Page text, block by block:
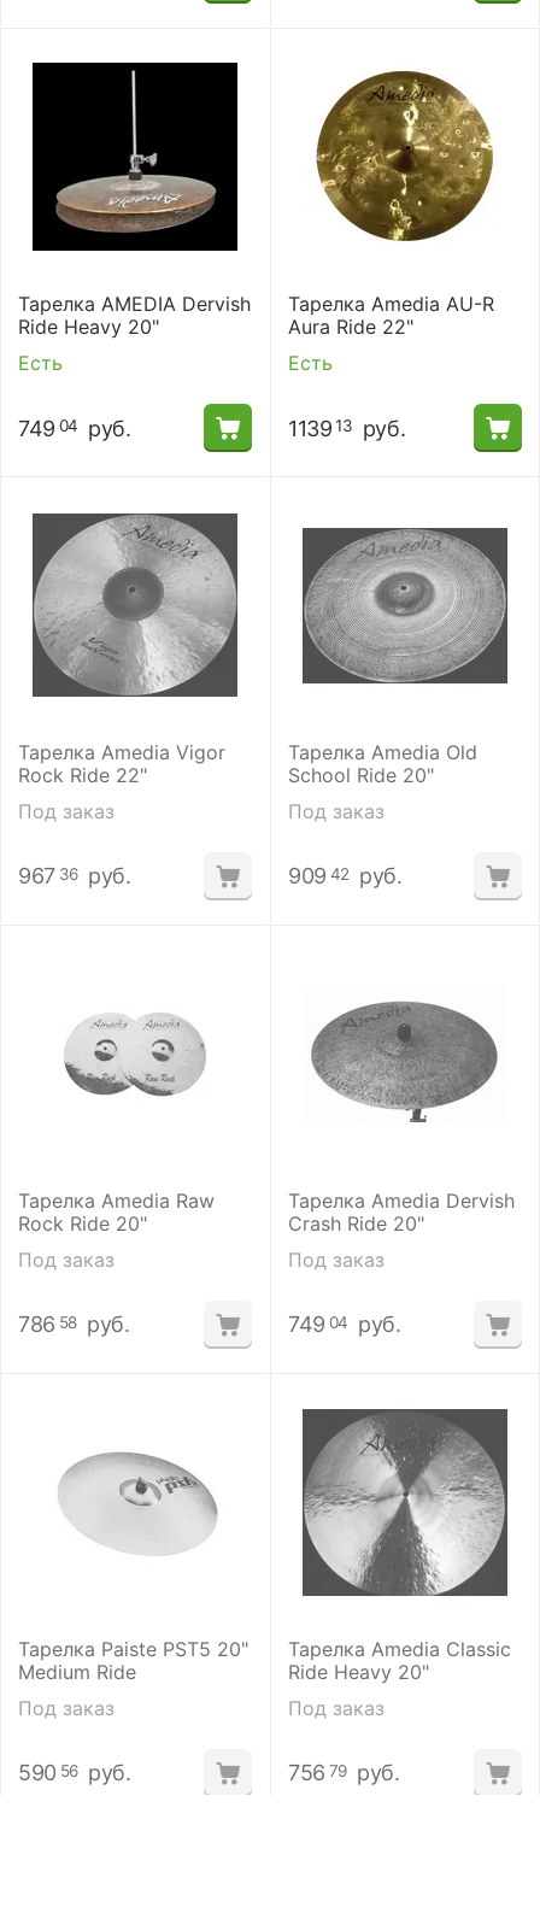
Тарелка AMEDIA Dervish
Ride Heavy 20"
Есть
749 04 руб.
Тарелка Amedia AU-R
Aura Ride 22"
Есть
1139 13 руб.
Тарелка Amedia Vigor
Rock Ride 22"
Под заказ
967 36 руб.
Тарелка Amedia Old
School Ride 20"
Под заказ
909 42 руб.
Тарелка Amedia Raw
Rock Ride 20"
Под заказ
786 58 руб.
Тарелка Amedia Dervish
Crash Ride 20"
Под заказ
749 04 руб.
Тарелка Paiste PST5 20"
Medium Ride
Под заказ
590 56 руб.
Тарелка Amedia Classic
Ride Heavy 20"
Под заказ
756 79 руб.